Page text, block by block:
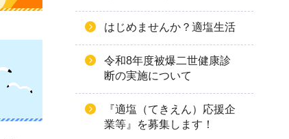
はじめませんか？適塩生活
令和8年度被爆二世健康診
断の実施について
『適塩（てきえん）応援企
業等』を募集します！